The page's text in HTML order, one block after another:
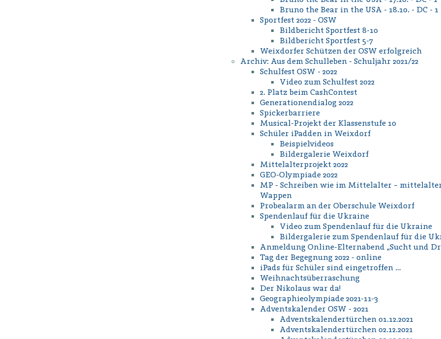
Bruno the Bear in the USA - 18.10. - DC - 1
Sportfest 2022 - OSW
Bildbericht Sportfest 8-10
Bildbericht Sportfest 5-7
Weixdorfer Schützen der OSW erfolgreich
Archiv: Aus dem Schulleben - Schuljahr 2021/22
Schulfest OSW - 2022
Video zum Schulfest 2022
2. Platz beim CashContest
Generationendialog 2022
Spickerbarriere
Musical-Projekt der Klassenstufe 10
Schüler iPadden in Weixdorf
Beispielvideos
Bildergalerie Weixdorf
Mittelalterprojekt 2022
GEO-Olympiade 2022
MP - Schreiben wie im Mittelalter –
Wappen
Probealarm an der Oberschule Weixdorf
Spendenlauf für die Ukraine
Video zum Spendenlauf für die Ukraine
Bildergalerie zum Spendenlauf für die
Anmeldung Online-Elternabend „Sucht und
Tag der Begegnung 2022 - online
iPads für Schüler sind eingetroffen …
Weihnachtsüberraschung
Der Nikolaus war da!
Geographieolympiade 2021-11-3
Adventskalender OSW - 2021
Adventskalendertürchen 01.12.2021
Adventskalendertürchen 02.12.2021